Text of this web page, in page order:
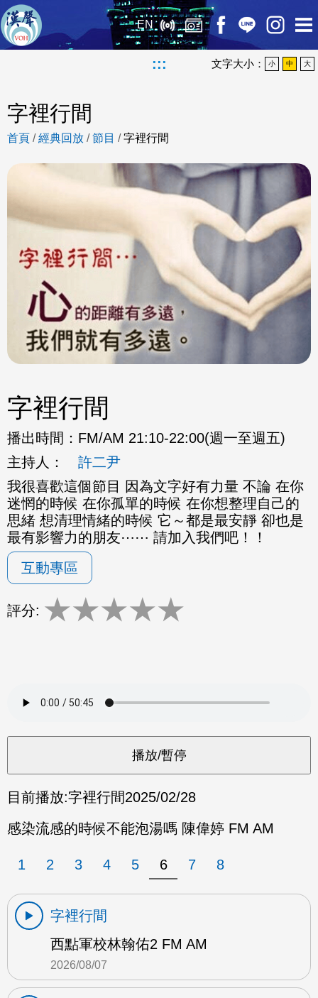
EN
::: 文字大小： 小 中 大
字裡行間
首頁 /經典回放 /節目 /字裡行間
字裡行間
播出時間： FM/AM 21:10-22:00(週一至週五)
主持人：
許二尹
我很喜歡這個節目 因為文字好有力量 不論 在你
迷惘的時候 在你孤單的時候 在你想整理自己的
思緒 想清理情緒的時候 它～都是最安靜 卻也是
最有影響力的朋友⋯⋯ 請加入我們吧！！
互動專區
評分: ★★★★★
目前播放:字裡行間2025/02/28
感染流感的時候不能泡湯嗎 陳偉婷 FM AM
1 2 3 4 5 6 7 8
字裡行間
西點軍校林翰佑2 FM AM
2026/08/07